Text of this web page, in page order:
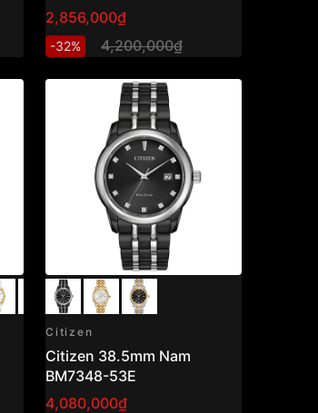
2,856,000₫
-32% 4,200,000₫
Citizen
Citizen 38.5mm Nam
BM7348-53E
4,080,000₫